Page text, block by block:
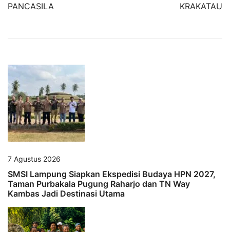
PANCASILA
KRAKATAU
7 Agustus 2026
SMSI Lampung Siapkan Ekspedisi Budaya HPN 2027,
Taman Purbakala Pugung Raharjo dan TN Way
Kambas Jadi Destinasi Utama